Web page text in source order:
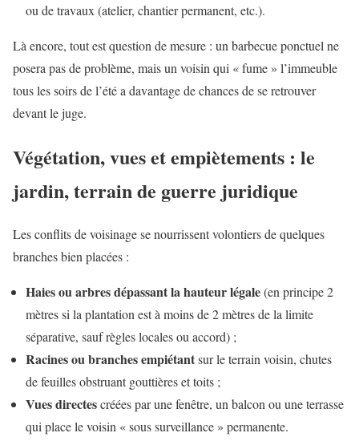
ou de travaux (atelier, chantier permanent, etc.).
Là encore, tout est question de mesure : un barbecue ponctuel ne
posera pas de problème, mais un voisin qui « fume » l’immeuble
tous les soirs de l’été a davantage de chances de se retrouver
devant le juge.
Végétation, vues et empiètements : le
jardin, terrain de guerre juridique
Les conflits de voisinage se nourrissent volontiers de quelques
branches bien placées :
Haies ou arbres dépassant la hauteur légale(en principe 2
mètres si la plantation est à moins de 2 mètres de la limite
séparative, sauf règles locales ou accord) ;
Racines ou branches empiétantsur le terrain voisin, chutes
de feuilles obstruant gouttières et toits ;
Vues directescréées par une fenêtre, un balcon ou une terrasse
qui place le voisin « sous surveillance » permanente.